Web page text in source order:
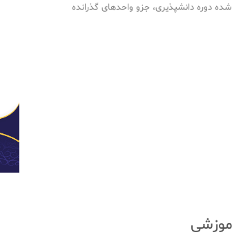
دوره دانشپذیری، جزو واحدهای گذرانده